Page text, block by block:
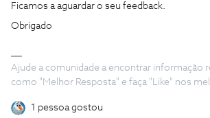
Ficamos a aguardar o seu feedback.
Obrigado
Ajude a comunidade a encontrar informação
como "Melhor Resposta" e faça "Like" nos
1 pessoa gostou